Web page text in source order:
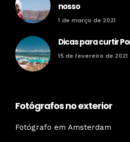
nosso
1 de março de 2021
Dicas para curtir
15 de fevereiro de 2021
Fotógrafos no exterior
Fotógrafo em Amsterdam